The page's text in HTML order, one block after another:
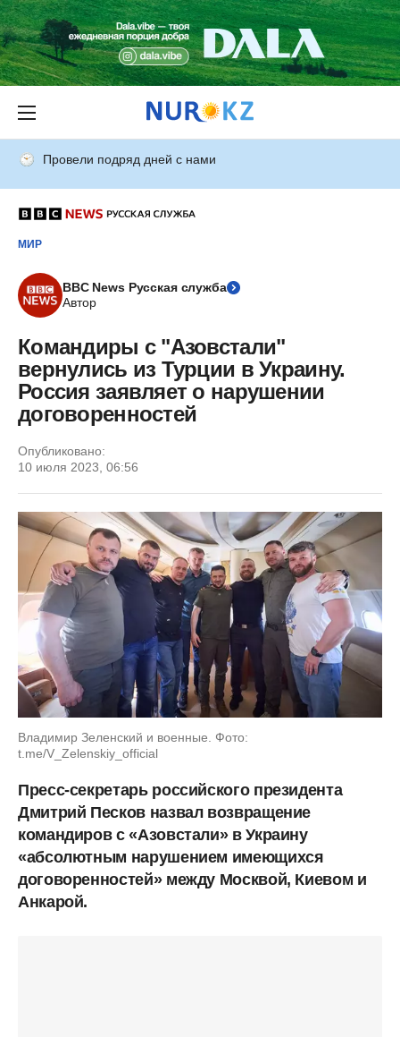
Провели подряд дней с нами
МИР
BBC News Русская служба
Автор
Командиры с "Азовстали"
вернулись из Турции в Украину.
Россия заявляет о нарушении
договоренностей
Опубликовано:
10 июля 2023, 06:56
Владимир Зеленский и военные. Фото:
t.me/V_Zelenskiy_official
Пресс-секретарь российского президента
Дмитрий Песков назвал возвращение
командиров с «Азовстали» в Украину
«абсолютным нарушением имеющихся
договоренностей» между Москвой, Киевом и
Анкарой.